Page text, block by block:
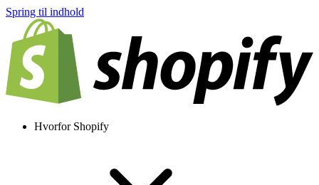
Spring til indhold
Hvorfor Shopify